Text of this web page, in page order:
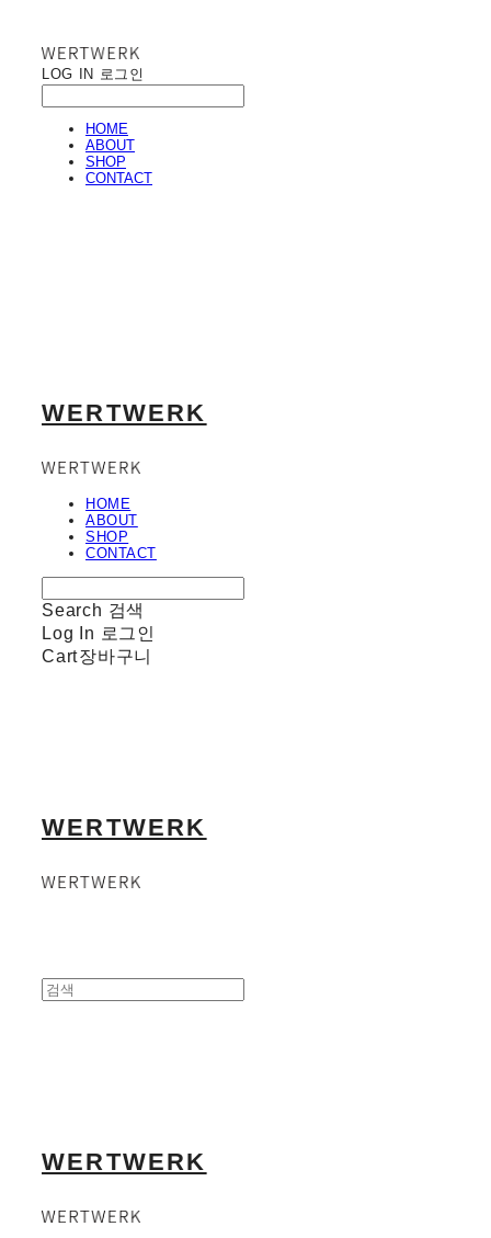
LOG IN 로그인
HOME
ABOUT
SHOP
CONTACT
WERTWERK
HOME
ABOUT
SHOP
CONTACT
Search 검색
Log In 로그인
Cart장바구니
WERTWERK
WERTWERK